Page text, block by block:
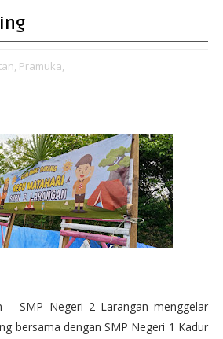
Pramuka,
– SMP Negeri 2 Larangan menggelar
bersama dengan SMP Negeri 1 Kadur